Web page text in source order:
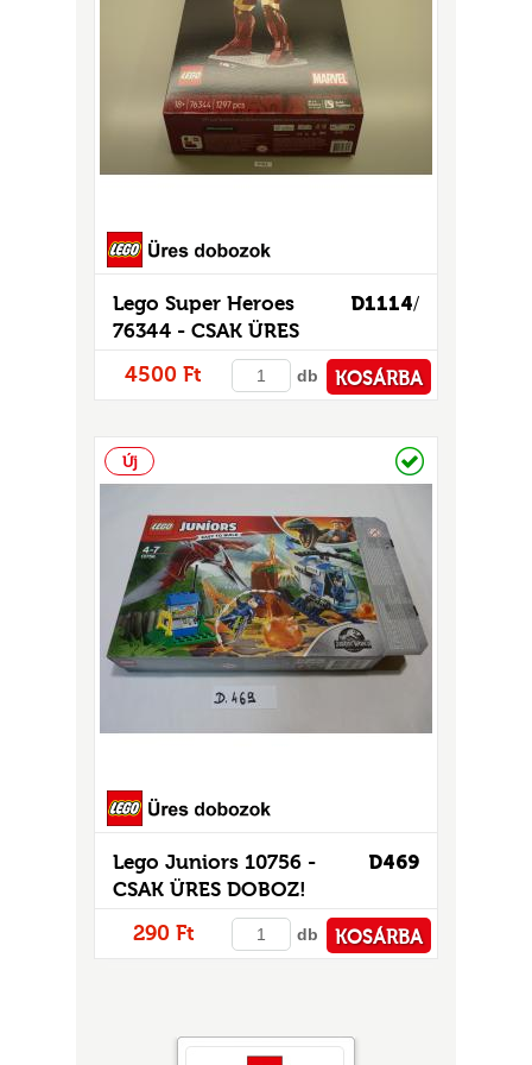
D1114/
Lego Super Heroes
76344 - CSAK ÜRES
4500 Ft db KOSÁRBA
Új
D469
Lego Juniors 10756 -
CSAK ÜRES DOBOZ!
290 Ft db KOSÁRBA